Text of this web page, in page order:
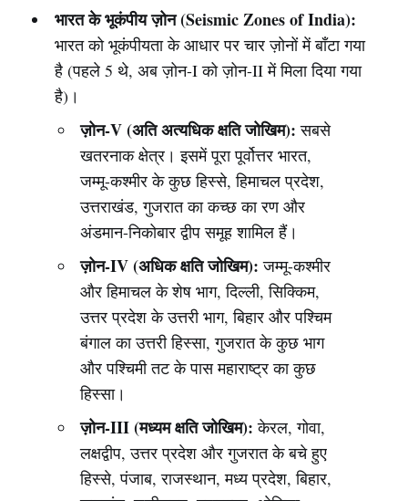
भारत के भूकंपीय ज़ोन (Seismic Zones of India):
भारत को भूकंपीयता के आधार पर चार ज़ोनों में बाँटा गया
है (पहले 5 थे, अब ज़ोन-I को ज़ोन-II में मिला दिया गया
है)।
ज़ोन-V (अति अत्यधिक क्षति जोखिम): सबसे
खतरनाक क्षेत्र। इसमें पूरा पूर्वोत्तर भारत,
जम्मू-कश्मीर के कुछ हिस्से, हिमाचल प्रदेश,
उत्तराखंड, गुजरात का कच्छ का रण और
अंडमान-निकोबार द्वीप समूह शामिल हैं।
ज़ोन-IV (अधिक क्षति जोखिम): जम्मू-कश्मीर
और हिमाचल के शेष भाग, दिल्ली, सिक्किम,
उत्तर प्रदेश के उत्तरी भाग, बिहार और पश्चिम
बंगाल का उत्तरी हिस्सा, गुजरात के कुछ भाग
और पश्चिमी तट के पास महाराष्ट्र का कुछ
हिस्सा।
ज़ोन-III (मध्यम क्षति जोखिम): केरल, गोवा,
लक्षद्वीप, उत्तर प्रदेश और गुजरात के बचे हुए
हिस्से, पंजाब, राजस्थान, मध्य प्रदेश, बिहार,